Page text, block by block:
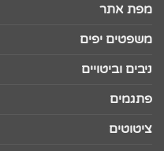
מפת אתר
משפטים יפים
ניבים וביטויים
פתגמים
ציטוטים